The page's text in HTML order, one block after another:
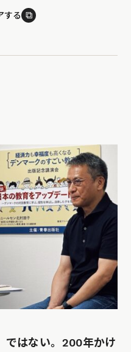
する ⧉
ではない。200年かけ